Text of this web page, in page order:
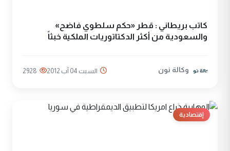
كاتب بريطاني : قطر «حكم سلطوي فاضح»
والسعودية من أكثر الدكتاتوريات الملكية خبثاً
وكالة نون السبت 04 آب 2012 2928
إقتصادية